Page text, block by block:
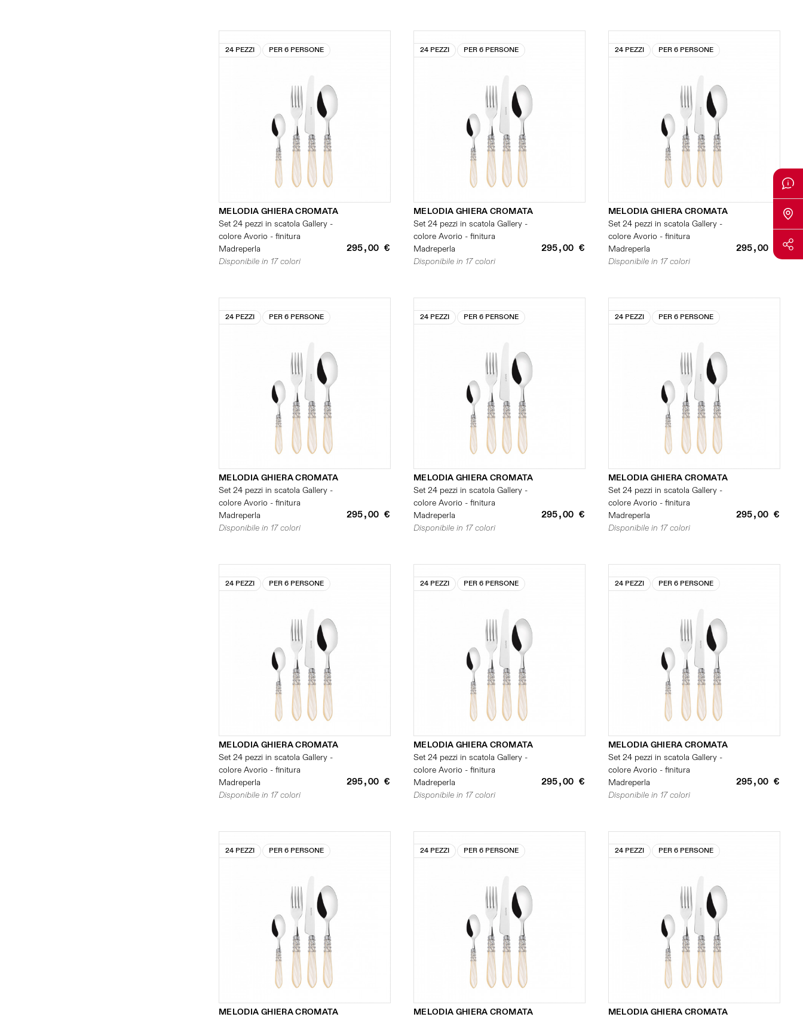
24 PEZZI PER 6 PERSONE
MELODIA GHIERA CROMATA
Set 24 pezzi in scatola Gallery -
colore Avorio - finitura
Madreperla
295,00 €
Disponibile in 17 colori
24 PEZZI PER 6 PERSONE
MELODIA GHIERA CROMATA
Set 24 pezzi in scatola Gallery -
colore Avorio - finitura
Madreperla
295,00 €
Disponibile in 17 colori
24 PEZZI PER 6 PERSONE
MELODIA GHIERA CROMATA
Set 24 pezzi in scatola Gallery -
colore Avorio - finitura
Madreperla
295,00 €
Disponibile in 17 colori
24 PEZZI PER 6 PERSONE
MELODIA GHIERA CROMATA
Set 24 pezzi in scatola Gallery -
colore Avorio - finitura
Madreperla
295,00 €
Disponibile in 17 colori
24 PEZZI PER 6 PERSONE
MELODIA GHIERA CROMATA
Set 24 pezzi in scatola Gallery -
colore Avorio - finitura
Madreperla
295,00 €
Disponibile in 17 colori
24 PEZZI PER 6 PERSONE
MELODIA GHIERA CROMATA
Set 24 pezzi in scatola Gallery -
colore Avorio - finitura
Madreperla
295,00 €
Disponibile in 17 colori
24 PEZZI PER 6 PERSONE
MELODIA GHIERA CROMATA
Set 24 pezzi in scatola Gallery -
colore Avorio - finitura
Madreperla
295,00 €
Disponibile in 17 colori
24 PEZZI PER 6 PERSONE
MELODIA GHIERA CROMATA
Set 24 pezzi in scatola Gallery -
colore Avorio - finitura
Madreperla
295,00 €
Disponibile in 17 colori
24 PEZZI PER 6 PERSONE
MELODIA GHIERA CROMATA
Set 24 pezzi in scatola Gallery -
colore Avorio - finitura
Madreperla
295,00 €
Disponibile in 17 colori
24 PEZZI PER 6 PERSONE
MELODIA GHIERA CROMATA
24 PEZZI PER 6 PERSONE
MELODIA GHIERA CROMATA
24 PEZZI PER 6 PERSONE
MELODIA GHIERA CROMATA